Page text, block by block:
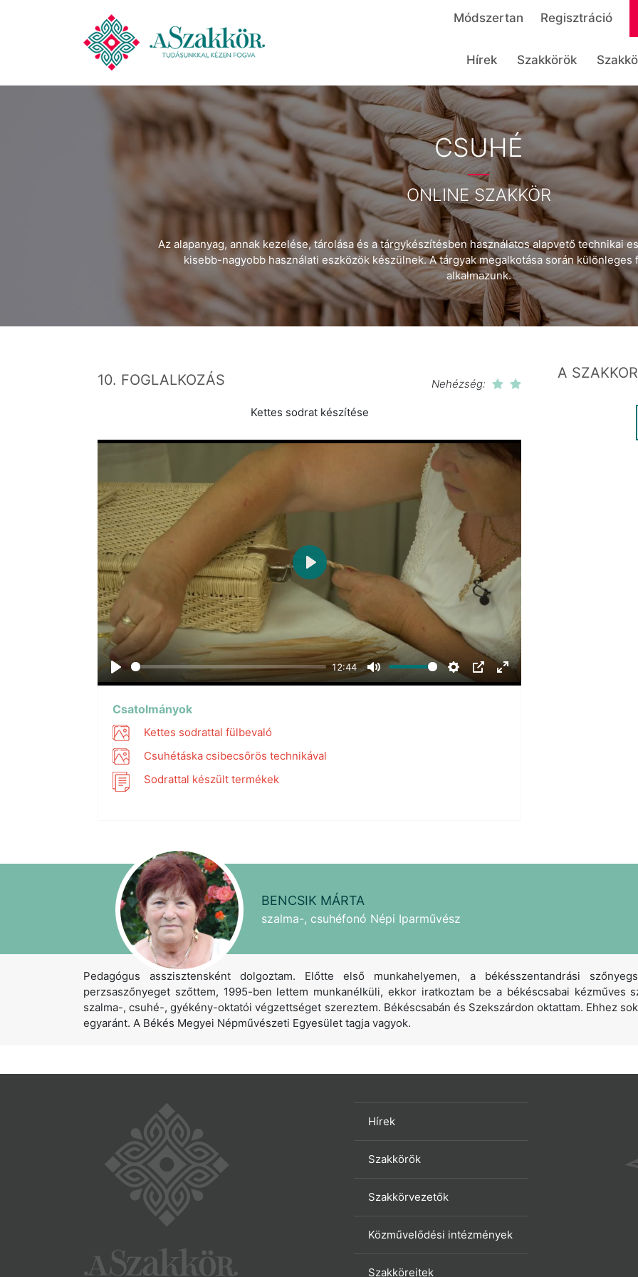
Módszertan Regisztráció
Hírek Szakkörök
CSUHÉ
ONLINE SZAKKÖR
Az alapanyag, annak kezelése, tárolása és a tárgykészítésben használatos alapvető technikai
kisebb-nagyobb használati eszközök készülnek. A tárgyak megalkotása során
alkalmazunk.
10. FOGLALKOZÁS Nehézség:
Kettes sodrat készítése
Play
12:44
Mute Settings
PIP Enter
Play
Csatolmányok
Kettes sodrattal fülbevaló
Csuhétáska csibecsőrös technikával
Sodrattal készült termékek
A
BENCSIK MÁRTA
szalma-, csuhéfonó Népi Iparművész
Pedagógus asszisztensként dolgoztam. Előtte első munkahelyemen, a békésszentandrási
perzsaszőnyeget szőttem, 1995-ben lettem munkanélküli, ekkor iratkoztam be a békéscsabai kézműves
szalma-, csuhé-, gyékény-oktatói végzettséget szereztem. Békéscsabán és Szekszárdon oktattam. Ehhez
egyaránt. A Békés Megyei Népművészeti Egyesület tagja vagyok.
Hírek
Szakkörök
Szakkörvezetők
Közművelődési intézmények
Szakköreitek